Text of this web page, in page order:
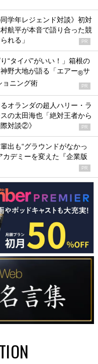
学年レジェンド対談》初対
航平が本音で語り合った競
れる」
PR
“タイパ”がいい！」箱根の
野大地が語る「エアー®サ
ョニング術 PR
オランダの超人ハリー・ラ
の太田海也「絶対王者から
対談②》
PR
出も“グラウンドがなかっ
デミーを変えた『企業版
PR